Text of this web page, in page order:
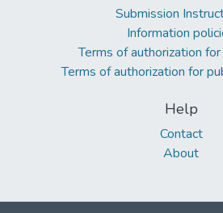
Submission
Information
Terms of authorization
Terms of authorization for
Help
Contact
About